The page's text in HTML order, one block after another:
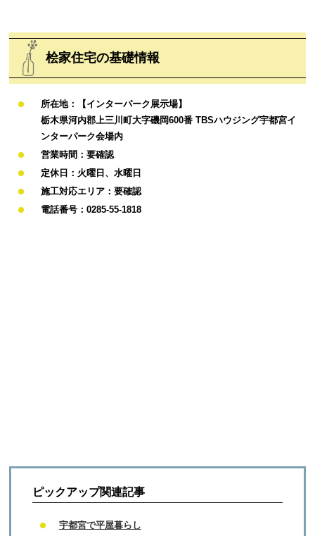
桧家住宅の基礎情報
所在地：【インターパーク展示場】
栃木県河内郡上三川町大字磯岡600番 TBSハウジング宇都宮イ
ンターパーク会場内
営業時間：要確認
定休日：火曜日、水曜日
施工対応エリア：要確認
電話番号：0285-55-1818
ピックアップ関連記事
宇都宮で平屋暮らし